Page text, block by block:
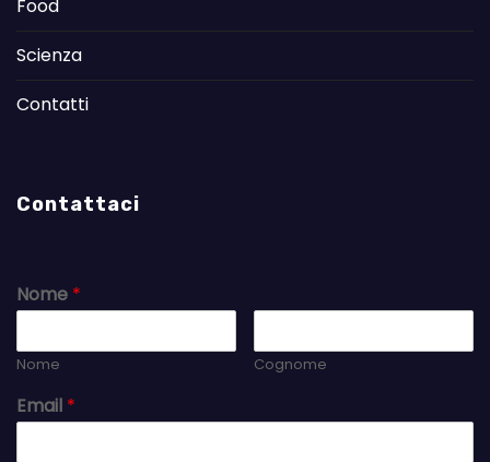
Food
Scienza
Contatti
Contattaci
Nome *
Nome Cognome
Email *